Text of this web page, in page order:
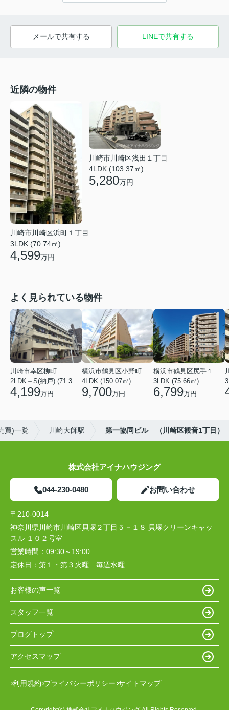
メールで共有する LINEで共有する
近隣の物件
川崎市川崎区浜町１丁目
3LDK (70.74㎡)
4,599万円
川崎市川崎区浅田１丁目
4LDK (103.37㎡)
5,280万円
よく見られている物件
川崎市幸区柳町
4,199万円
横浜市鶴見区小野町
4LDK (150.07㎡)
9,700万円
3LDK (75.66㎡)
6,799万円
買)一覧 川崎大師駅 第一協同ビル （川崎区観音1丁目）
株式会社アイナハウジング
044-230-0480 お問い合わせ
〒210-0014
神奈川県川崎市川崎区貝塚２丁目５－１８ 貝塚クリーンキャッ
スル １０２号室
営業時間： 09:30～19:00
定休日： 第１・第３火曜 毎週水曜
お客様の声一覧
スタッフ一覧
ブログトップ
アクセスマップ
利用規約 プライバシーポリシー サイトマップ